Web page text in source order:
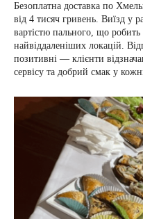
Безоплатна доставка по
від 4 тисяч гривень. Виїзд у
вартістю пального, що
найвіддаленіших локацій.
позитивні — клієнти
сервісу та добрий смак у